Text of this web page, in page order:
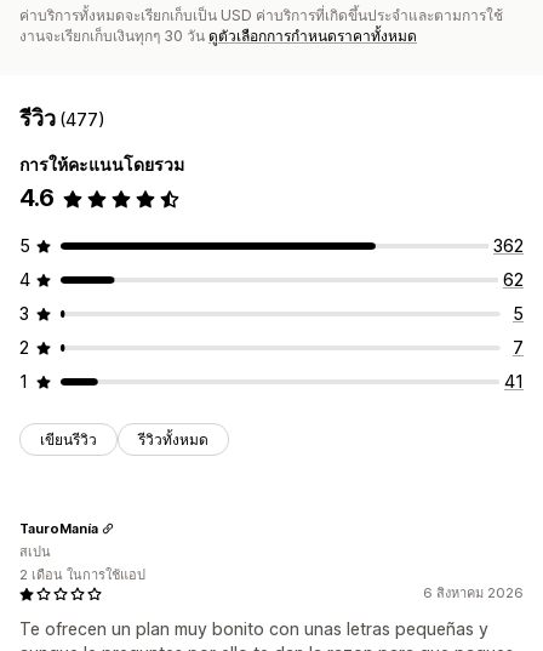
ค่าบริการทั้งหมดจะเรียกเก็บเป็น USD ค่าบริการที่เกิดขึ้นประจำและตามการใช้
งานจะเรียกเก็บเงินทุกๆ 30 วัน ดูตัวเลือกการกำหนดราคาทั้งหมด
รีวิว (477)
การให้คะแนนโดยรวม
4.6
5
362
4
62
3
5
2
7
1
41
เขียนรีวิว รีวิวทั้งหมด
6 สิงหาคม 2026
Te ofrecen un plan muy bonito con unas letras pequeñas y
TauroManía
สเปน
2 เดือน ในการใช้แอป